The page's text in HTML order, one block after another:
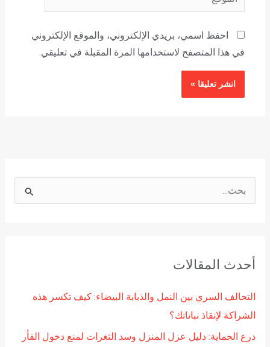
احفظ اسمي، بريدي الإلكتروني، والموقع الإلكتروني
في هذا المتصفح لاستخدامها المرة المقبلة في تعليقي.
ث
أحدث المقالات
التحالف السري بين النمل والذبابة البيضاء: كيف تكسر هذه
الشراكة لإنقاذ نباتاتك؟
درع الحماية: دليل عزل المنزل وسد الثغرات لمنع دخول الفأر